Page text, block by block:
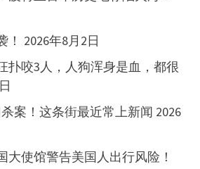
！ 2026年8月2日
扑咬3人，人狗浑身是血，都很
案！这条街最近常上新闻 2026
大使馆警告美国人出行风险！